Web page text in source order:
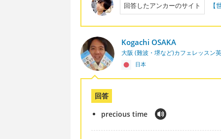
回答したアンカーのサイト
Kogachi OSAKA
大阪 (難波・堺など)カフェレッスン
日本
回答
precious time